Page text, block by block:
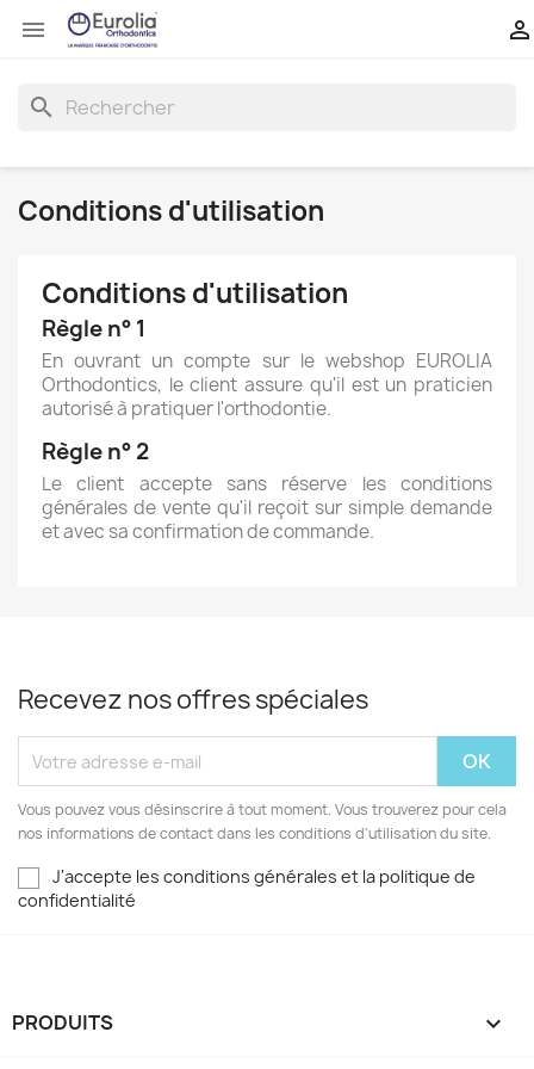
 
search
Conditions d'utilisation
Conditions d'utilisation
Règle n° 1
En ouvrant un compte sur le webshop EUROLIA
Orthodontics, le client assure qu'il est un praticien
autorisé à pratiquer l'orthodontie.
Règle n° 2
Le client accepte sans réserve les conditions
générales de vente qu'il reçoit sur simple demande
et avec sa confirmation de commande.
Recevez nos offres spéciales
Vous pouvez vous désinscrire à tout moment. Vous trouverez pour cela
nos informations de contact dans les conditions d'utilisation du site.
J'accepte les conditions générales et la politique de
confidentialité
PRODUITS 